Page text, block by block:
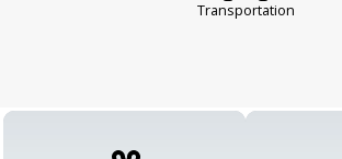
Transportation